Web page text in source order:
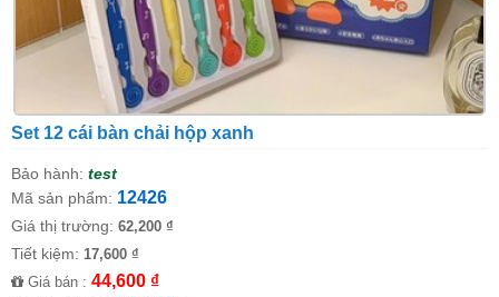
Set 12 cái bàn chải hộp xanh
Bảo hành: test
Mã sản phẩm: 12426
Giá thị trường: 62,200 ₫
Tiết kiệm: 17,600 ₫
Giá bán : 44,600 ₫